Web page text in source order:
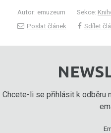
Autor: emuzeum Sekce:
Poslat článek
Sdílet
Chcete-li se přihlásit k odběru